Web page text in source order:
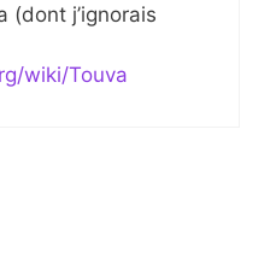
(dont j’ignorais
wiki/Touva